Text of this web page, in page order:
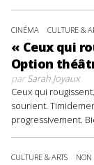
CINÉMA CULTURE &
« Ceux qui
Option
parSarah Joyaux
Ceux qui
sourient.
progressivement.
CULTURE & ARTS NON